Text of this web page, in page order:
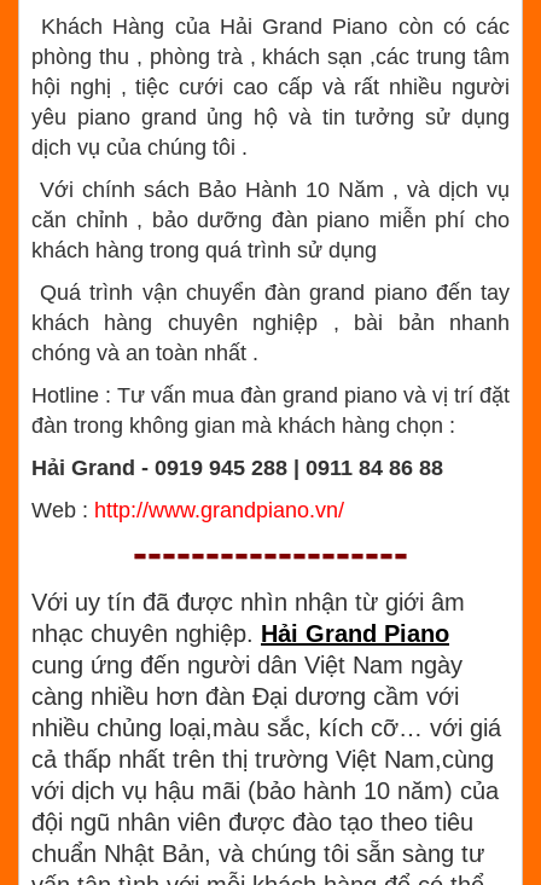
Khách Hàng của Hải Grand Piano còn có các
phòng thu , phòng trà , khách sạn ,các trung tâm
hội nghị , tiệc cưới cao cấp và rất nhiều người
yêu piano grand ủng hộ và tin tưởng sử dụng
dịch vụ của chúng tôi .
Với chính sách Bảo Hành 10 Năm , và dịch vụ
căn chỉnh , bảo dưỡng đàn piano miễn phí cho
khách hàng trong quá trình sử dụng
Quá trình vận chuyển đàn grand piano đến tay
khách hàng chuyên nghiệp , bài bản nhanh
chóng và an toàn nhất .
Hotline : Tư vấn mua đàn grand piano và vị trí đặt
đàn trong không gian mà khách hàng chọn :
Hải Grand - 0919 945 288 | 0911 84 86 88
Web : http://www.grandpiano.vn/
-------------------
Với uy tín đã được nhìn nhận từ giới âm
nhạc chuyên nghiệp. Hải Grand Piano
cung ứng đến người dân Việt Nam ngày
càng nhiều hơn đàn Đại dương cầm với
nhiều chủng loại,màu sắc, kích cỡ… với giá
cả thấp nhất trên thị trường Việt Nam,cùng
với dịch vụ hậu mãi (bảo hành 10 năm) của
đội ngũ nhân viên được đào tạo theo tiêu
chuẩn Nhật Bản, và chúng tôi sẵn sàng tư